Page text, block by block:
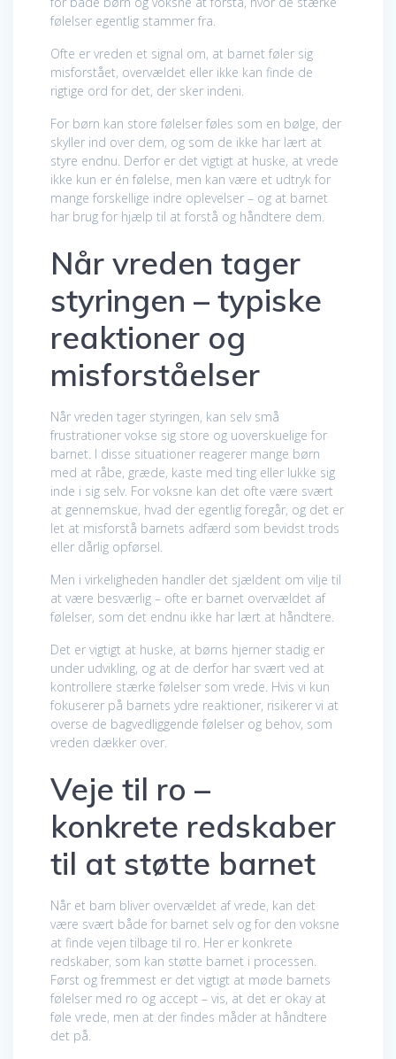
følelser egentlig stammer fra.
Ofte er vreden et signal om, at barnet føler sig
misforstået, overvældet eller ikke kan finde de
rigtige ord for det, der sker indeni.
For børn kan store følelser føles som en bølge, der
skyller ind over dem, og som de ikke har lært at
styre endnu. Derfor er det vigtigt at huske, at vrede
ikke kun er én følelse, men kan være et udtryk for
mange forskellige indre oplevelser – og at barnet
har brug for hjælp til at forstå og håndtere dem.
Når vreden tager
styringen – typiske
reaktioner og
misforståelser
Når vreden tager styringen, kan selv små
frustrationer vokse sig store og uoverskuelige for
barnet. I disse situationer reagerer mange børn
med at råbe, græde, kaste med ting eller lukke sig
inde i sig selv. For voksne kan det ofte være svært
at gennemskue, hvad der egentlig foregår, og det er
let at misforstå barnets adfærd som bevidst trods
eller dårlig opførsel.
Men i virkeligheden handler det sjældent om vilje til
at være besværlig – ofte er barnet overvældet af
følelser, som det endnu ikke har lært at håndtere.
Det er vigtigt at huske, at børns hjerner stadig er
under udvikling, og at de derfor har svært ved at
kontrollere stærke følelser som vrede. Hvis vi kun
fokuserer på barnets ydre reaktioner, risikerer vi at
overse de bagvedliggende følelser og behov, som
vreden dækker over.
Veje til ro –
konkrete redskaber
til at støtte barnet
Når et barn bliver overvældet af vrede, kan det
være svært både for barnet selv og for den voksne
at finde vejen tilbage til ro. Her er konkrete
redskaber, som kan støtte barnet i processen.
Først og fremmest er det vigtigt at møde barnets
følelser med ro og accept – vis, at det er okay at
føle vrede, men at der findes måder at håndtere
det på.